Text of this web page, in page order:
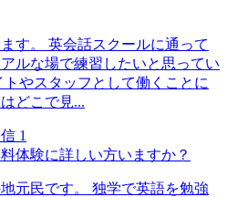
す。 英会話スクールに通って
ルな場で練習したいと思ってい
やスタッフとして働くことに
どこで見...
1
体験に詳しい方いますか？
元民です。 独学で英語を勉強